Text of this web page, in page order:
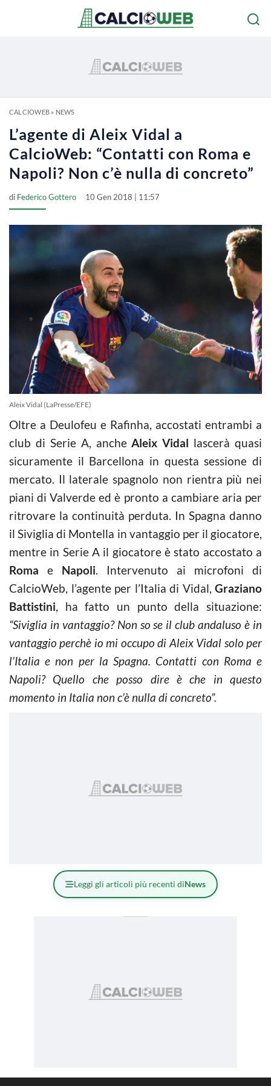
CALCIOWEB» NEWS
L’agente di Aleix Vidal a
CalcioWeb: “Contatti con Roma e
Napoli? Non c’è nulla di concreto”
di Federico Gottero 10 Gen 2018 | 11:57
Aleix Vidal (LaPresse/EFE)
Oltre a Deulofeu e Rafinha, accostati entrambi a
club di Serie A, ancheAleix Vidal lascerà quasi
sicuramente il Barcellona in questa sessione di
mercato. Il laterale spagnolo non rientra più nei
piani di Valverde ed è pronto a cambiare aria per
ritrovare la continuità perduta. In Spagna danno
il Siviglia di Montella in vantaggio per il giocatore,
mentre in Serie A il giocatore è stato accostato a
Roma e Napoli. Intervenuto ai microfoni di
CalcioWeb, l’agente per l’Italia di Vidal, Graziano
Battistini, ha fatto un punto della situazione:
“Siviglia in vantaggio? Non so se il club andaluso è in
vantaggio perchè io mi occupo di Aleix Vidal solo per
l’Italia e non per la Spagna. Contatti con Roma e
Napoli? Quello che posso dire è che in questo
momento in Italia non c’è nulla di concreto”.
Leggi gli articoli più recenti diNews